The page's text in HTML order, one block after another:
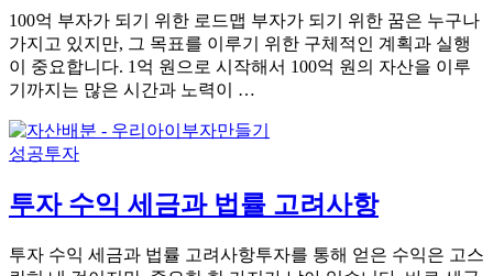
100억 부자가 되기 위한 로드맵 부자가 되기 위한 꿈은 누구나
가지고 있지만, 그 목표를 이루기 위한 구체적인 계획과 실행
이 중요합니다. 1억 원으로 시작해서 100억 원의 자산을 이루
기까지는 많은 시간과 노력이 …
성공투자
투자 수익 세금과 법률 고려사항
투자 수익 세금과 법률 고려사항투자를 통해 얻은 수익은 고스